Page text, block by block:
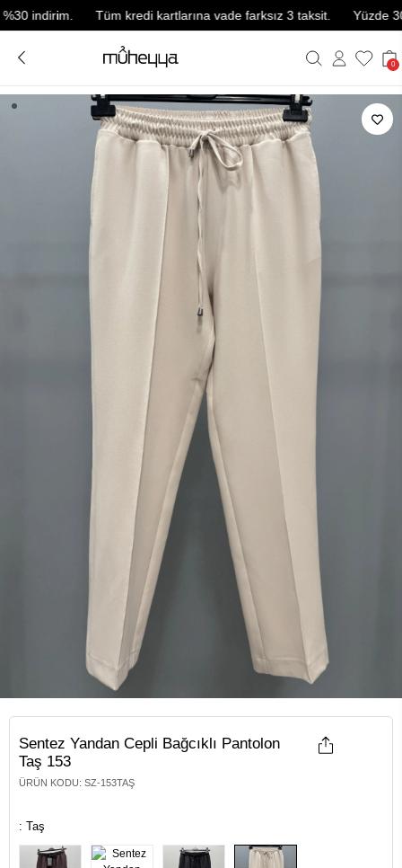
Tüm kredi kartlarına vade farksız 3 taksit. Yüzde 30 ve
0
Sentez Yandan Cepli Bağcıklı Pantolon
Taş 153
ÜRÜN KODU: SZ-153TAŞ
: Taş